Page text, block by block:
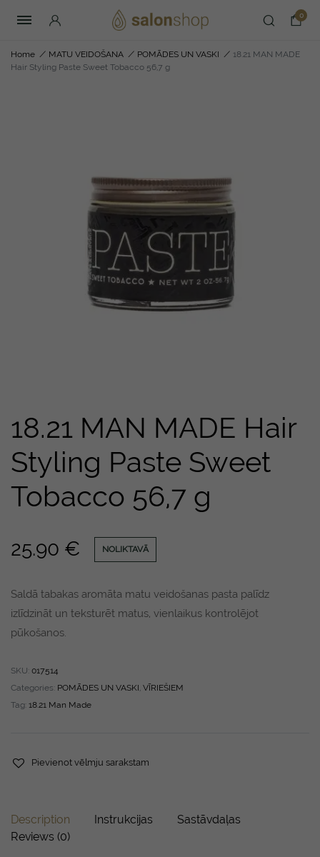
0
Home / MATU VEIDOŠANA / POMĀDES UN VASKI / 18.21 MAN MADE
Hair Styling Paste Sweet Tobacco 56,7 g
18.21 MAN MADE Hair
Styling Paste Sweet
Tobacco 56,7 g
25.90 € NOLIKTAVĀ
Saldā tabakas aromāta matu veidošanas pasta palīdz
izlīdzināt un teksturēt matus, vienlaikus kontrolējot
pūkošanos.
SKU: 017514
Categories: POMĀDES UN VASKI, VĪRIEŠIEM
Tag: 18.21 Man Made
Pievienot vēlmju sarakstam
Description Instrukcijas
Sastāvdaļas
Reviews (0)